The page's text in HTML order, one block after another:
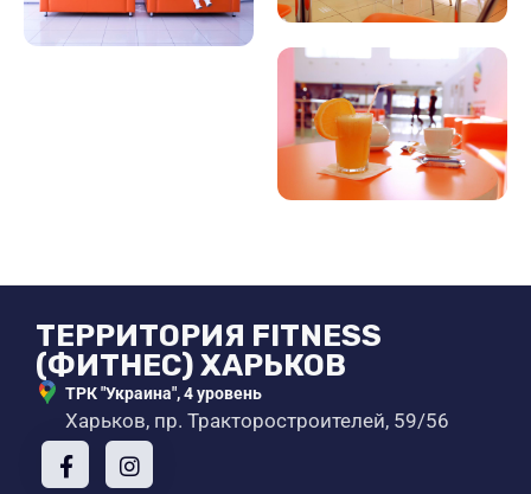
ТЕРРИТОРИЯ FITNESS
(ФИТНЕС) ХАРЬКОВ
ТРК "Украина", 4 уровень
Харьков, пр. Тракторостроителей, 59/56